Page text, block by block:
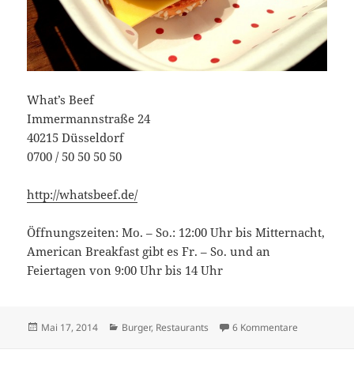
What’s Beef
Immermannstraße 24
40215 Düsseldorf
0700 / 50 50 50 50
http://whatsbeef.de/
Öffnungszeiten: Mo. – So.: 12:00 Uhr bis Mitternacht,
American Breakfast gibt es Fr. – So. und an
Feiertagen von 9:00 Uhr bis 14 Uhr
Veröffentlicht
Mai 17, 2014 Kategorien
Burger, Restaurants 6 Kommentare